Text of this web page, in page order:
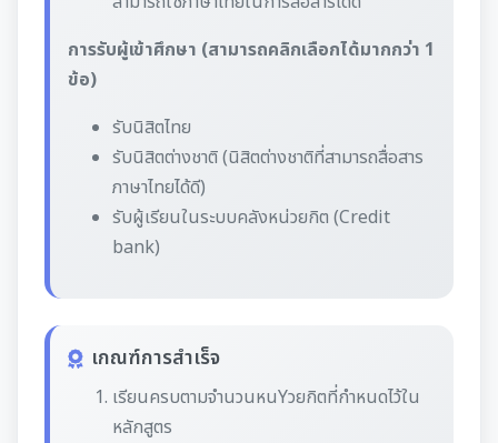
การรับผู้เข้าศึกษา (สามารถคลิกเลือกได้มากกว่า 1
ข้อ)
รับนิสิตไทย
รับนิสิตต่างชาติ (นิสิตต่างชาติที่สามารถสื่อสาร
ภาษาไทยได้ดี)
รับผู้เรียนในระบบคลังหน่วยกิต (Credit
bank)
เกณฑ์การสำเร็จ
เรียนครบตามจำนวนหนYวยกิตที่กำหนดไว้ใน
หลักสูตร